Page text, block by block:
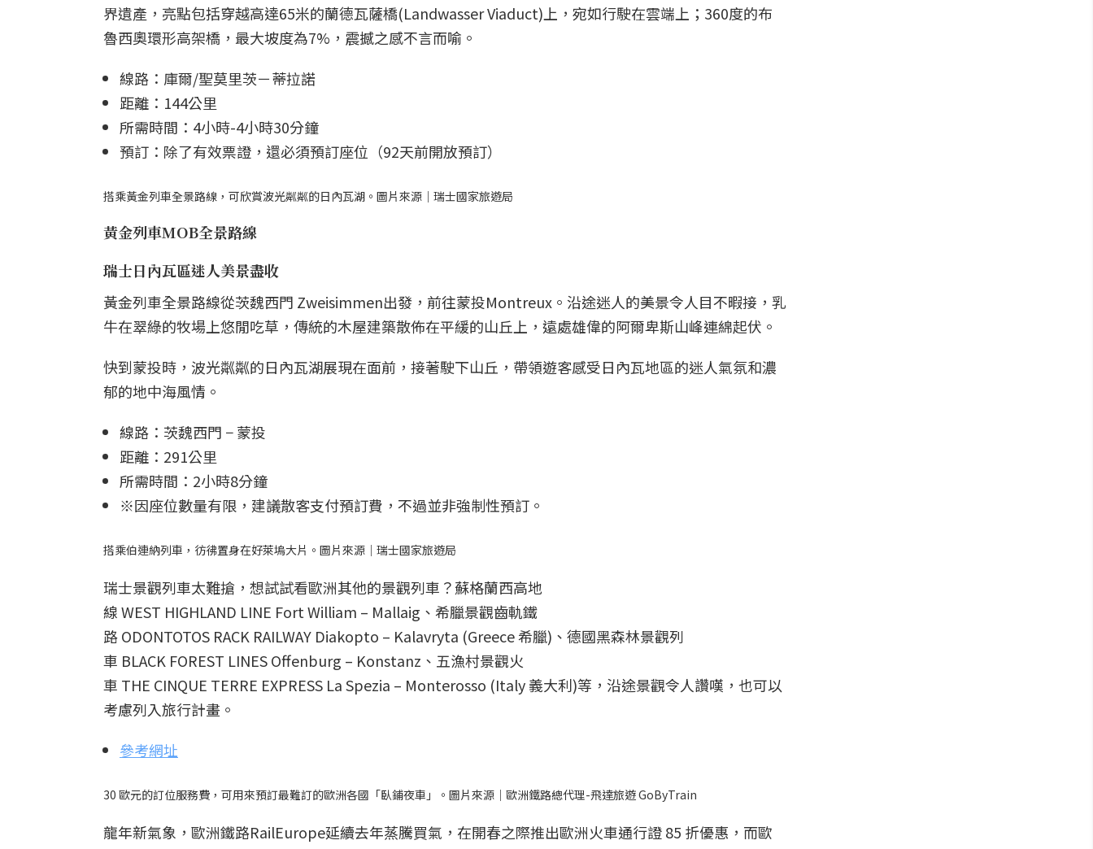
界遺產，亮點包括穿越高達65米的蘭德瓦薩橋(Landwasser Viaduct)上，宛如行駛在雲端上；360度的布
魯西奧環形高架橋，最大坡度為7%，震撼之感不言而喻。
線路：庫爾/聖莫里茨－蒂拉諾
距離：144公里
所需時間：4小時-4小時30分鐘
預訂：除了有效票證，還必須預訂座位（92天前開放預訂）
搭乘黃金列車全景路線，可欣賞波光粼粼的日內瓦湖。圖片來源｜瑞士國家旅遊局
黃金列車MOB全景路線
瑞士日內瓦區迷人美景盡收
黃金列車全景路線從茨魏西門 Zweisimmen出發，前往蒙投Montreux。沿途迷人的美景令人目不暇接，乳
牛在翠綠的牧場上悠閒吃草，傳統的木屋建築散佈在平緩的山丘上，遠處雄偉的阿爾卑斯山峰連綿起伏。
快到蒙投時，波光粼粼的日內瓦湖展現在面前，接著駛下山丘，帶領遊客感受日內瓦地區的迷人氣氛和濃
郁的地中海風情。
線路：茨魏西門 − 蒙投
距離：291公里
所需時間：2小時8分鐘
※因座位數量有限，建議散客支付預訂費，不過並非強制性預訂。
搭乘伯連納列車，彷彿置身在好萊塢大片。圖片來源｜瑞士國家旅遊局
瑞士景觀列車太難搶，想試試看歐洲其他的景觀列車？蘇格蘭西高地
線 WEST HIGHLAND LINE Fort William – Mallaig、希臘景觀齒軌鐵
路 ODONTOTOS RACK RAILWAY Diakopto – Kalavryta (Greece 希臘)、德國黑森林景觀列
車 BLACK FOREST LINES Offenburg – Konstanz、五漁村景觀火
車 THE CINQUE TERRE EXPRESS La Spezia – Monterosso (Italy 義大利)等，沿途景觀令人讚嘆，也可以
考慮列入旅行計畫。
參考網址
30 歐元的訂位服務費，可用來預訂最難訂的歐洲各國「臥鋪夜車」。圖片來源｜歐洲鐵路總代理-飛達旅遊 GoByTrain
龍年新氣象，歐洲鐵路RailEurope延續去年蒸騰買氣，在開春之際推出歐洲火車通行證 85 折優惠，而歐